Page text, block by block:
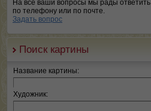
На все ваши вопросы мы рады ответить
по телефону или по почте.
Задать вопрос
Поиск картины
Название картины:
Художник: